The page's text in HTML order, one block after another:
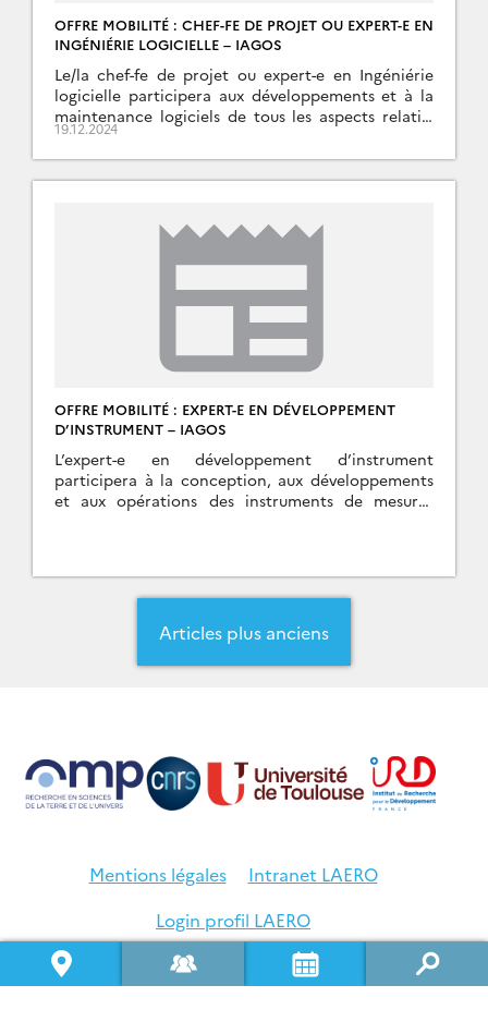
OFFRE MOBILITÉ : CHEF-FE DE PROJET OU EXPERT-E EN
INGÉNIÉRIE LOGICIELLE – IAGOS
Le/la chef-fe de projet ou expert-e en Ingéniérie
logicielle participera aux développements et à la
maintenance logiciels de tous les aspects relatifs
aux systèmes d’acquisition embarqués et de
transmission de […]
19.12.2024
OFFRE MOBILITÉ : EXPERT-E EN DÉVELOPPEMENT
D’INSTRUMENT – IAGOS
L’expert-e en développement d’instrument
participera à la conception, aux développements
et aux opérations des instruments de mesures
Articles plus anciens
Mentions légales
Intranet LAERO
Login profil LAERO